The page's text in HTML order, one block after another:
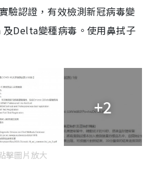
驗認證，有效檢測新冠病毒變
Delta變種病毒。使用鼻拭子
+2
擊圖片放大